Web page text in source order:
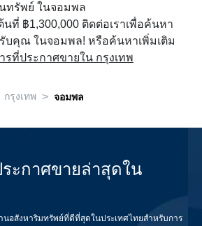
ทรัพย์ ในจอมพล
ที่ ฿1,300,000 ติดต่อเราเพื่อค้นหา
คุณ ในจอมพล! หรือค้นหาเพิ่มเติม
รที่ประกาศขายใน กรุงเทพ
กรุงเทพ > จอมพล
ะกาศขายล่าสุดใน
นอสังหาริมทรัพย์ที่ดีที่สุดในประเทศไทยสำหรับการ